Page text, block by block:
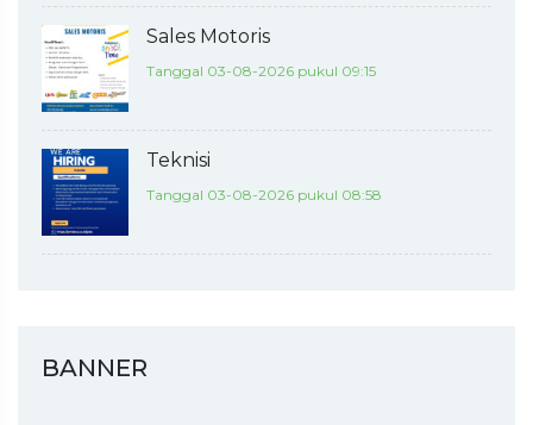
Sales Motoris
Tanggal 03-08-2026 pukul 09:15
Teknisi
Tanggal 03-08-2026 pukul 08:58
BANNER